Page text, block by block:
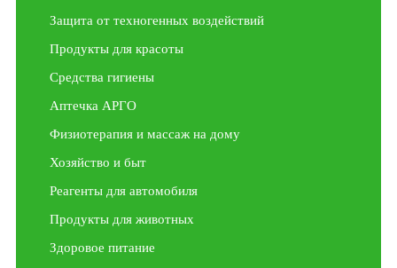
Защита от техногенных воздействий
Продукты для красоты
Средства гигиены
Аптечка АРГО
Физиотерапия и массаж на дому
Хозяйство и быт
Реагенты для автомобиля
Продукты для животных
Здоровое питание